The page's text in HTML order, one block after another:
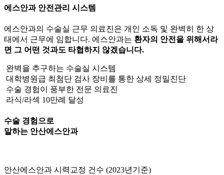
에스안과 안전관리 시스템
에스안과의 수술실 근무 의료진은 개인 소독 및 완벽히 한 상
태에서 근무에 임합니다. 에스안과는 환자의 안전을 위해서라
면 그 어떤 것과도 타협하지 않겠습니다.
완벽을 추구하는 수술실 시스템
대학병원급 최첨단 검사 장비를 통한 상세 정밀진단
수술 경험이 풍부한 전문 의료진
라식/라섹 10만례 달성
수술 경험으로
말하는 안산에스안과
안산에스안과 시력교정 건수 (2023년기준)